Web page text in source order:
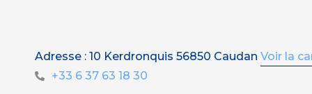
Adresse : 10 Kerdronquis 56850 Caudan Voir la
+33 6 37 63 18 30